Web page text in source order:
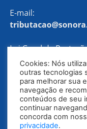
E-mail:
Lei Geral de
Política de
Cookies: Nós
outras tecnologias
para melhorar sua
navegação e
conteúdos de seu
continuar
concorda com
privacidade.